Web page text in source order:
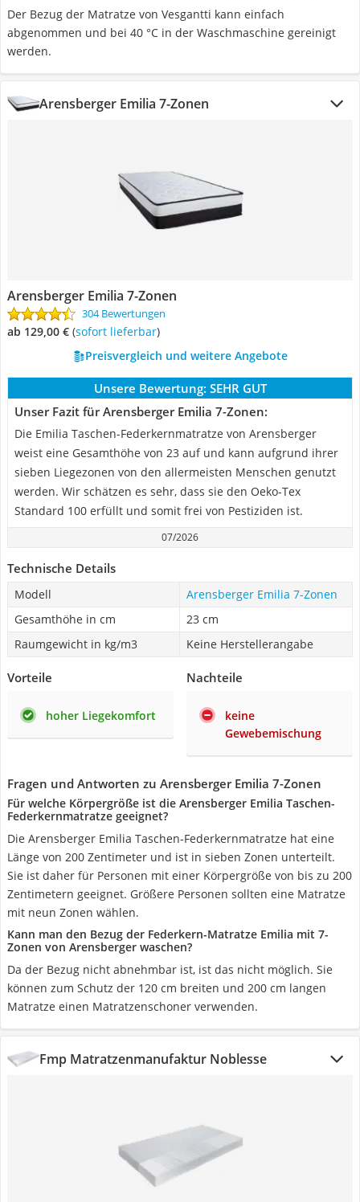
Der Bezug der Matratze von Vesgantti kann einfach
abgenommen und bei 40 °C in der Waschmaschine gereinigt
werden.
Arensberger Emilia 7-Zonen
Arensberger Emilia 7-Zonen
304 Bewertungen
ab 129,00 € ( Sofort lieferbar)
Preisvergleich und weitere Angebote
Unsere Bewertung: SEHR GUT
Unser Fazit für Arensberger Emilia 7-Zonen:
Die Emilia Taschen-Federkernmatratze von Arensberger
weist eine Gesamthöhe von 23 auf und kann aufgrund ihrer
sieben Liegezonen von den allermeisten Menschen genutzt
werden. Wir schätzen es sehr, dass sie den Oeko-Tex
Standard 100 erfüllt und somit frei von Pestiziden ist.
07/2026
Technische Details
Modell
Arensberger Emilia 7-Zonen
Gesamthöhe in cm
23 cm
Raumgewicht in kg/m3
Keine Herstellerangabe
Vorteile
hoher Liegekomfort
Nachteile
keine
Gewebemischung
Fragen und Antworten zu Arensberger Emilia 7-Zonen
Für welche Körpergröße ist die Arensberger Emilia Taschen-
Federkernmatratze geeignet?
Die Arensberger Emilia Taschen-Federkernmatratze hat eine
Länge von 200 Zentimeter und ist in sieben Zonen unterteilt.
Sie ist daher für Personen mit einer Körpergröße von bis zu 200
Zentimetern geeignet. Größere Personen sollten eine Matratze
mit neun Zonen wählen.
Kann man den Bezug der Federkern-Matratze Emilia mit 7-
Zonen von Arensberger waschen?
Da der Bezug nicht abnehmbar ist, ist das nicht möglich. Sie
können zum Schutz der 120 cm breiten und 200 cm langen
Matratze einen Matratzenschoner verwenden.
Fmp Matratzenmanufaktur Noblesse